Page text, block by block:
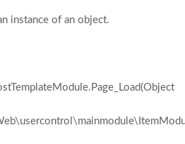
instance of an object.